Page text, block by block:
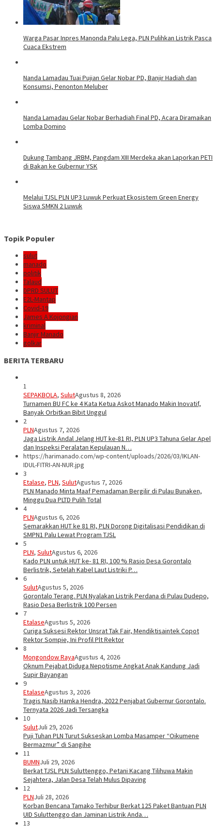
Warga Pasar Inpres Manonda Palu Lega, PLN Pulihkan Listrik Pasca
Cuaca Ekstrem
Nanda Lamadau Tuai Pujian Gelar Nobar PD, Banjir Hadiah dan
Konsumsi, Penonton Meluber
Nanda Lamadau Gelar Nobar Berhadiah Final PD, Acara Diramaikan
Lomba Domino
Dukung Tambang JRBM, Pangdam XIII Merdeka akan Laporkan PETI
di Bakan ke Gubernur YSK
Melalui TJSL PLN UP3 Luwuk Perkuat Ekosistem Green Energy
Siswa SMKN 2 Luwuk
Topik Populer
sulut
manado
politik
Talaud
DPRD SULUT
E2L-Mantap
Covid-19
James A Kojongian
kriminal
Banjir Manado
golkar
BERITA TERBARU
1
SEPAKBOLA, SulutAgustus 8, 2026
Turnamen BU FC ke 4 Kata Ketua Askot Manado Makin Inovatif,
Banyak Orbitkan Bibit Unggul
2
PLNAgustus 7, 2026
Jaga Listrik Andal Jelang HUT ke-81 RI, PLN UP3 Tahuna Gelar Apel
dan Inspeksi Peralatan Kepulauan N…
https://harimanado.com/wp-content/uploads/2026/03/IKLAN-
IDUL-FITRI-AN-NUR.jpg
3
Etalase, PLN, SulutAgustus 7, 2026
PLN Manado Minta Maaf Pemadaman Bergilir di Pulau Bunaken,
Minggu Dua PLTD Pulih Total
4
PLNAgustus 6, 2026
Semarakkan HUT ke 81 RI, PLN Dorong Digitalisasi Pendidikan di
SMPN1 Palu Lewat Program TJSL
5
PLN, SulutAgustus 6, 2026
Kado PLN untuk HUT ke- 81 RI, 100 % Rasio Desa Gorontalo
Berlistrik, Setelah Kabel Laut Listriki P…
6
SulutAgustus 5, 2026
Gorontalo Terang. PLN Nyalakan Listrik Perdana di Pulau Dudepo,
Rasio Desa Berlistrik 100 Persen
7
EtalaseAgustus 5, 2026
Curiga Suksesi Rektor Unsrat Tak Fair, Mendiktisaintek Copot
Rektor Sompie, Ini Profil Plt Rektor
8
Mongondow RayaAgustus 4, 2026
Oknum Pejabat Diduga Nepotisme Angkat Anak Kandung Jadi
Supir Bayangan
9
EtalaseAgustus 3, 2026
Tragis Nasib Hamka Hendra, 2022 Penjabat Gubernur Gorontalo.
Ternyata 2026 Jadi Tersangka
10
SulutJuli 29, 2026
Puji Tuhan PLN Turut Sukseskan Lomba Masamper “Oikumene
Bermazmur” di Sangihe
11
BUMNJuli 29, 2026
Berkat TJSL PLN Suluttenggo, Petani Kacang Tilihuwa Makin
Sejahtera, Jalan Desa Telah Mulus Dipaving
12
PLNJuli 28, 2026
Korban Bencana Tamako Terhibur Berkat 125 Paket Bantuan PLN
UID Suluttenggo dan Jaminan Listrik Anda…
13